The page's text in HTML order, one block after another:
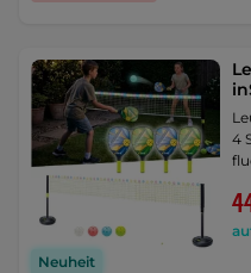
Neuheit
4